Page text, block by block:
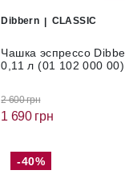
Dibbern CLASSIC
Чашка эспрессо
0,11 л (01 102 000 00)
2 600 грн
1 690 грн
-40%